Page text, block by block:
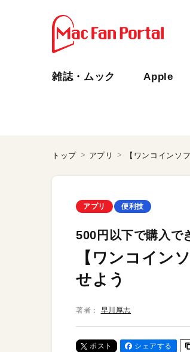
雑誌・ムック Apple
トップ アプリ 【ワンコインソ
アプリ 便利技
500円以下で購入で
【ワンコイン
せよう
著者： 早川厚志
ポスト シェアする